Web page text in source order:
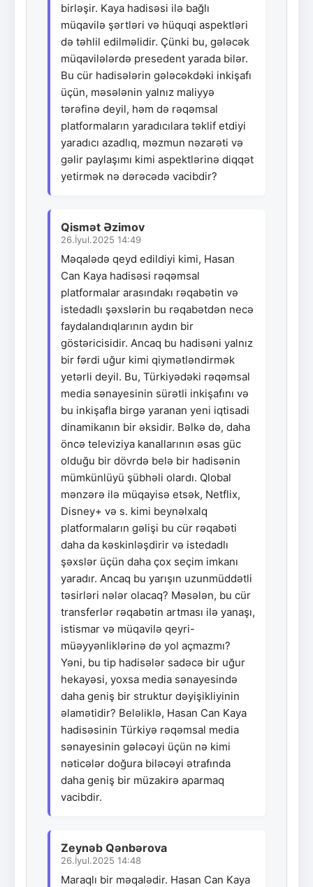
birləşir. Kaya hadisəsi ilə bağlı
müqavilə şərtləri və hüquqi aspektləri
də təhlil edilməlidir. Çünki bu, gələcək
müqavilələrdə presedent yarada bilər.
Bu cür hadisələrin gələcəkdəki inkişafı
üçün, məsələnin yalnız maliyyə
tərəfinə deyil, həm də rəqəmsal
platformaların yaradıcılara təklif etdiyi
yaradıcı azadlıq, məzmun nəzarəti və
gəlir paylaşımı kimi aspektlərinə diqqət
yetirmək nə dərəcədə vacibdir?
Qismət Əzimov
26.İyul.2025 14:49
Məqalədə qeyd edildiyi kimi, Hasan
Can Kaya hadisəsi rəqəmsal
platformalar arasındakı rəqabətin və
istedadlı şəxslərin bu rəqabətdən necə
faydalandıqlarının aydın bir
göstəricisidir. Ancaq bu hadisəni yalnız
bir fərdi uğur kimi qiymətləndirmək
yetərli deyil. Bu, Türkiyədəki rəqəmsal
media sənayesinin sürətli inkişafını və
bu inkişafla birgə yaranan yeni iqtisadi
dinamikanın bir əksidir. Bəlkə də, daha
öncə televiziya kanallarının əsas güc
olduğu bir dövrdə belə bir hadisənin
mümkünlüyü şübhəli olardı. Qlobal
mənzərə ilə müqayisə etsək, Netflix,
Disney+ və s. kimi beynəlxalq
platformaların gəlişi bu cür rəqabəti
daha da kəskinləşdirir və istedadlı
şəxslər üçün daha çox seçim imkanı
yaradır. Ancaq bu yarışın uzunmüddətli
təsirləri nələr olacaq? Məsələn, bu cür
transferlər rəqabətin artması ilə yanaşı,
istismar və müqavilə qeyri-
müəyyənliklərinə də yol açmazmı?
Yəni, bu tip hadisələr sadəcə bir uğur
hekayəsi, yoxsa media sənayesində
daha geniş bir struktur dəyişikliyinin
əlamətidir? Beləliklə, Hasan Can Kaya
hadisəsinin Türkiyə rəqəmsal media
sənayesinin gələcəyi üçün nə kimi
nəticələr doğura biləcəyi ətrafında
daha geniş bir müzakirə aparmaq
vacibdir.
Zeynəb Qənbərova
26.İyul.2025 14:48
Maraqlı bir məqalədir. Hasan Can Kaya